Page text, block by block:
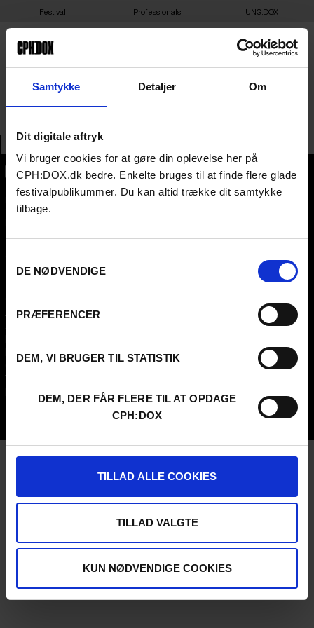
Samtykke Detaljer Om
Dit digitale aftryk
Vi bruger cookies for at gøre din oplevelse her på
CPH:DOX.dk bedre. Enkelte bruges til at finde flere glade
festivalpublikummer. Du kan altid trække dit samtykke
tilbage.
DE NØDVENDIGE
PRÆFERENCER
DEM, VI BRUGER TIL STATISTIK
DEM, DER FÅR FLERE TIL AT OPDAGE
CPH:DOX
TILLAD ALLE COOKIES
TILLAD VALGTE
KUN NØDVENDIGE COOKIES
Festival Professionals UNG:DOX
EMBASSY OF IRELAND
CPH:DOX
Flæsketorvet 60, 3s
1711Copenhagen V
FESTIVAL 2026 DA
Archive
Press info
Code of Conduct
Privacy Policy
PROFESSIONALS
SCHEDULE CPH:INDUSTRY
FAQ Industry
CPH:INDUSTRY newsletter